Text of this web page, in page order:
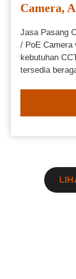
Camera,
Jasa Pasang
/ PoE Camera
kebutuhan
tersedia